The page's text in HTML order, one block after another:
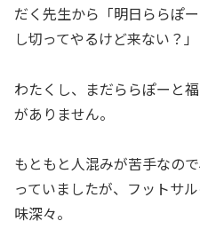
だく先生から「明日ららぽ
し切ってやるけど来ない？
わたくし、まだららぽーと
がありません。
もともと人混みが苦手なの
っていましたが、フットサ
味深々。